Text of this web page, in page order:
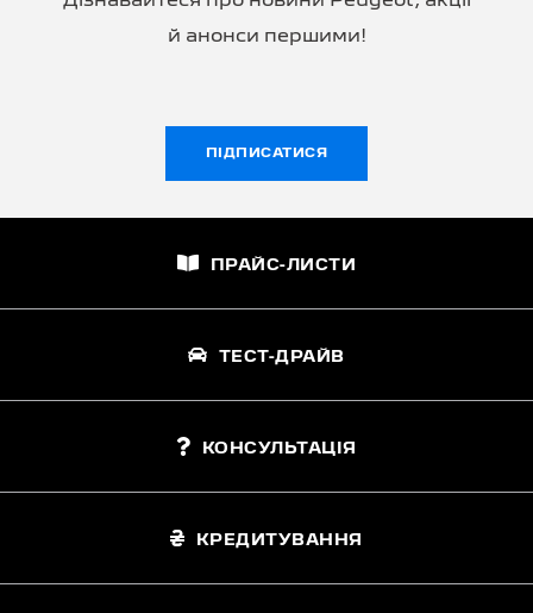
й анонси першими!
ПІДПИСАТИСЯ
ПРАЙС-ЛИСТИ
ТЕСТ-ДРАЙВ
КОНСУЛЬТАЦІЯ
КРЕДИТУВАННЯ